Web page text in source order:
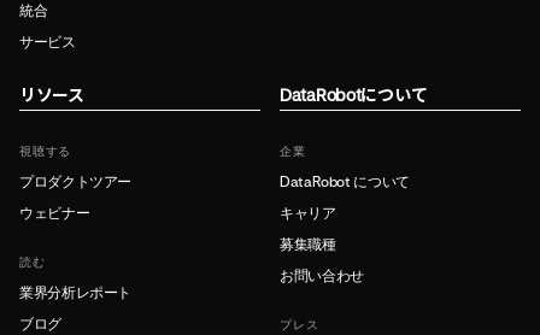
統合
サービス
リソース
視聴する
プロダクトツアー
ウェビナー
読む
業界分析レポート
ブログ
DataRobotについて
企業
DataRobot について
キャリア
募集職種
お問い合わせ
プレス